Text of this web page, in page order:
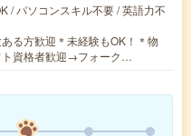
/ パソコンスキル不要 / 英語力不
る方歓迎＊未経験もOK！＊物
資格者歓迎→フォーク…